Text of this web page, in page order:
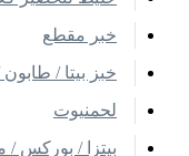
خبر مقطع
خبز بيتا / طابون /
لحمنيوت
بيتزا / بوركس